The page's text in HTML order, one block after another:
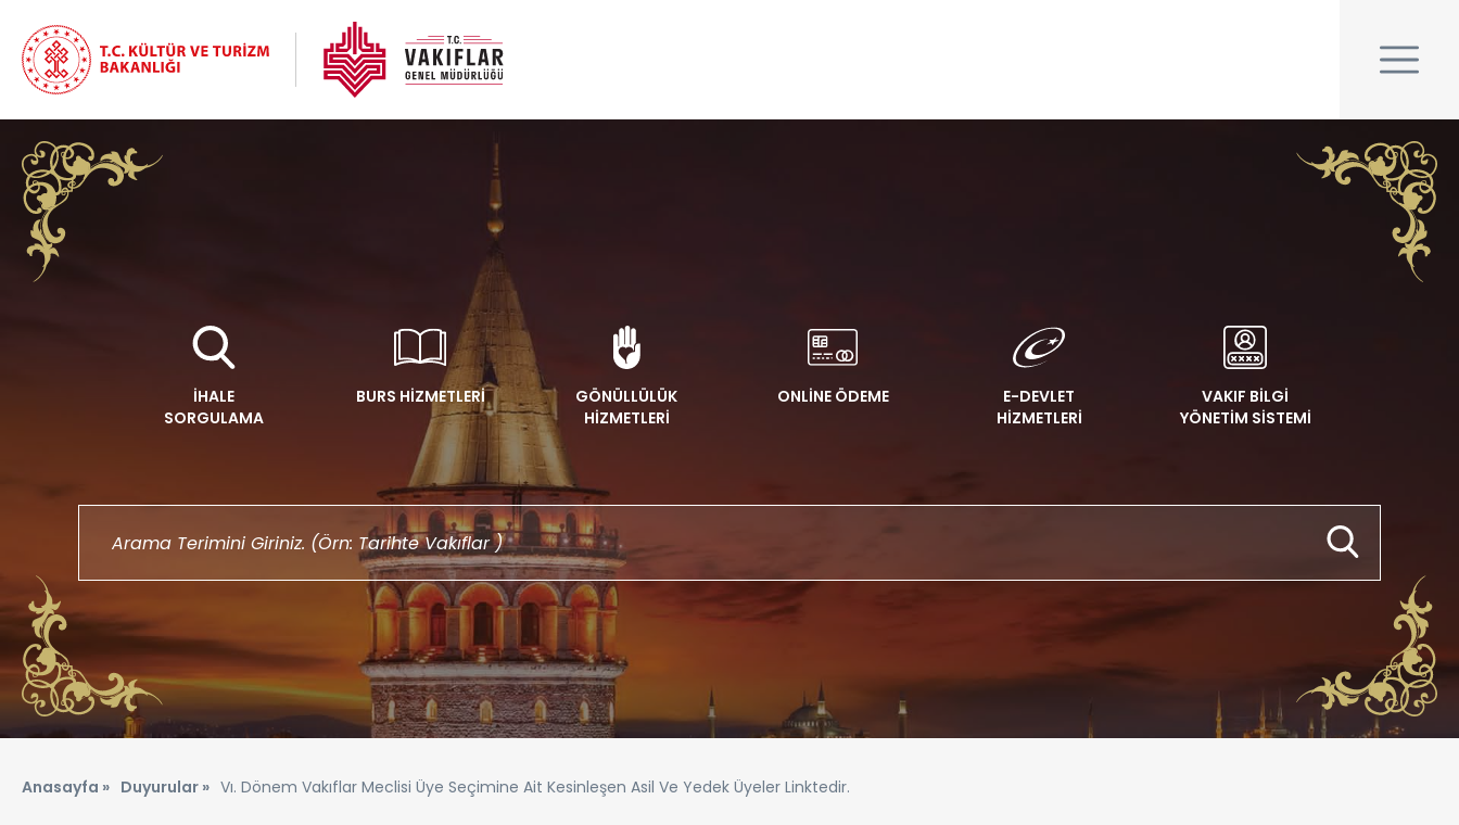
İHALE
SORGULAMA
BURS HİZMETLERİ
GÖNÜLLÜLÜK
HİZMETLERİ
ONLİNE ÖDEME
E-DEVLET
HİZMETLERİ
VAKIF BİLGİ
YÖNETİM SİSTEMİ
Anasayfa » Duyurular » Vı. Dönem Vakıflar Meclisi Üye Seçimine Ait Kesinleşen Asil Ve Yedek Üyeler Linktedir.